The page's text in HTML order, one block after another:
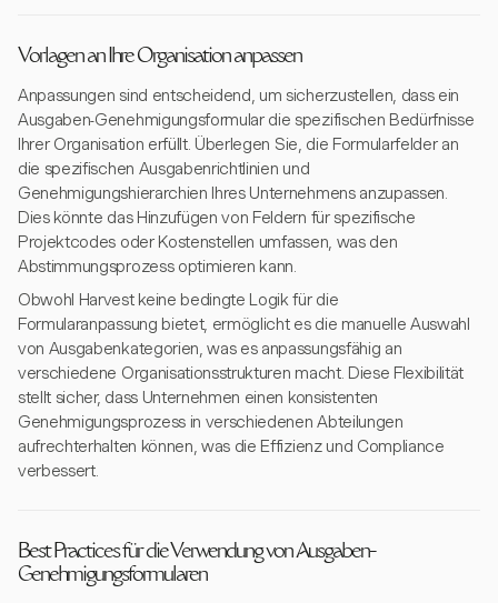
Vorlagen an Ihre Organisation anpassen
Anpassungen sind entscheidend, um sicherzustellen, dass ein
Ausgaben-Genehmigungsformular die spezifischen Bedürfnisse
Ihrer Organisation erfüllt. Überlegen Sie, die Formularfelder an
die spezifischen Ausgabenrichtlinien und
Genehmigungshierarchien Ihres Unternehmens anzupassen.
Dies könnte das Hinzufügen von Feldern für spezifische
Projektcodes oder Kostenstellen umfassen, was den
Abstimmungsprozess optimieren kann.
Obwohl Harvest keine bedingte Logik für die
Formularanpassung bietet, ermöglicht es die manuelle Auswahl
von Ausgabenkategorien, was es anpassungsfähig an
verschiedene Organisationsstrukturen macht. Diese Flexibilität
stellt sicher, dass Unternehmen einen konsistenten
Genehmigungsprozess in verschiedenen Abteilungen
aufrechterhalten können, was die Effizienz und Compliance
verbessert.
Best Practices für die Verwendung von Ausgaben-
Genehmigungsformularen